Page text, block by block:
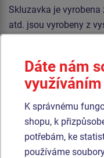
Skluzavka je
atd. jsou vyrobeny z
záření a hlavně
tak žádné nebezpečí
je vyrobena z HPL
protiskluzem, který se
stálostí, odolností
Veškerý spojovací
Dáte nám
K správnému
shopu, k
potřebám, ke
používáme